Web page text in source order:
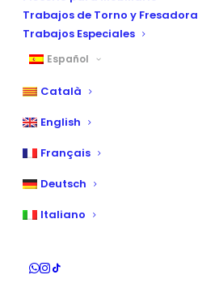
Trabajos de Torno y Fresadora
Trabajos Especiales
Español
Català
English
Français
Deutsch
Italiano